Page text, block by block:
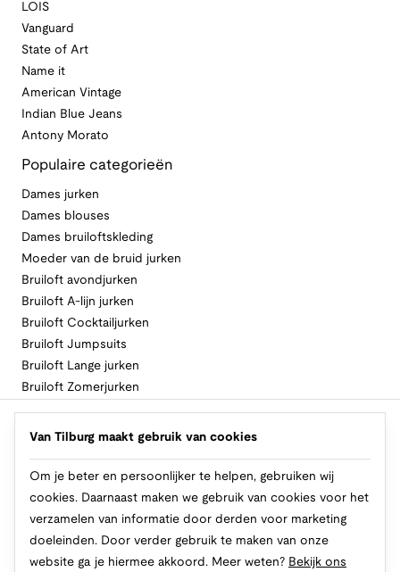
LOIS
Vanguard
State of Art
Name it
American Vintage
Indian Blue Jeans
Antony Morato
Populaire categorieën
Dames jurken
Dames blouses
Dames bruiloftskleding
Moeder van de bruid jurken
Bruiloft avondjurken
Bruiloft A-lijn jurken
Bruiloft Cocktailjurken
Bruiloft Jumpsuits
Bruiloft Lange jurken
Bruiloft Zomerjurken
Volg Van Tilburg
Makkelijk en veilig betalen
Van Tilburg maakt gebruik van cookies
Om je beter en persoonlijker te helpen, gebruiken wij
cookies. Daarnaast maken we gebruik van cookies voor het
verzamelen van informatie door derden voor marketing
doeleinden. Door verder gebruik te maken van onze
website ga je hiermee akkoord. Meer weten? Bekijk ons